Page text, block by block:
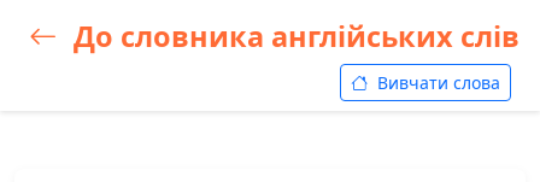
До словника англійських слів
Вивчати слова